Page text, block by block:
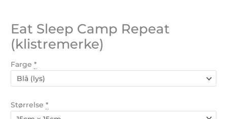
Eat Sleep Camp Repeat
(klistremerke)
Farge*
Størrelse*